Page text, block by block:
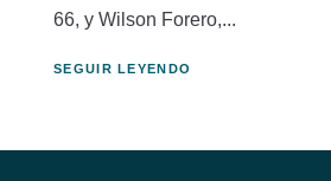
66, y Wilson Forero,...
SEGUIR LEYENDO